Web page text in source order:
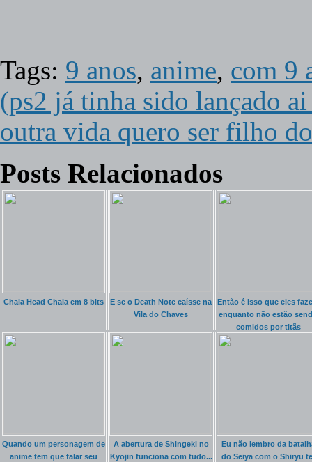
Tags: 9 anos, anime, com 9
(ps2 já tinha sido lançado
outra vida quero ser filho
Posts Relacionados
Chala Head Chala em 8 bits
E se o Death Note caísse na
Vila do Chaves
Então é isso que eles
enquanto não estão
comidos por titãs
Quando um personagem de
anime tem que falar seu
A abertura de Shingeki no
Kyojin funciona com tudo...
Eu não lembro da
do Seiya com o Shiryu